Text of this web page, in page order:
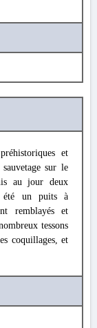
et
sur le
au jour deux
été un puits à
remblayés et
tessons
coquillages, et